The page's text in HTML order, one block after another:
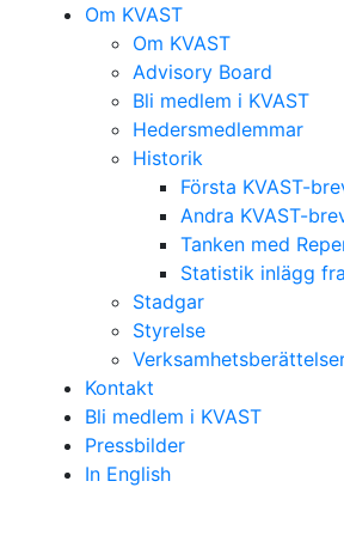
Om KVAST
Om KVAST
Advisory Board
Bli medlem i KVAST
Hedersmedlemmar
Historik
Första KVAST-
Andra KVAST-
Tanken med
Statistik inlägg
Stadgar
Styrelse
Kontakt
Bli medlem i KVAST
Pressbilder
In English